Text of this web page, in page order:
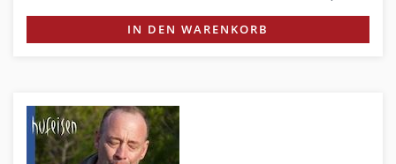
IN DEN WARENKORB